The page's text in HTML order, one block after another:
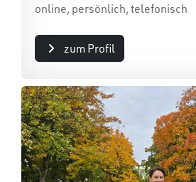
online, persönlich, telefonisch
zum Profil